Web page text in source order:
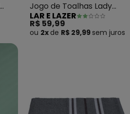
Jogo de Toalhas Lady
(Rubi) 2 Peças
LAR E LAZER
R$ 59,99
ou 2x de R$ 29,99 sem juros